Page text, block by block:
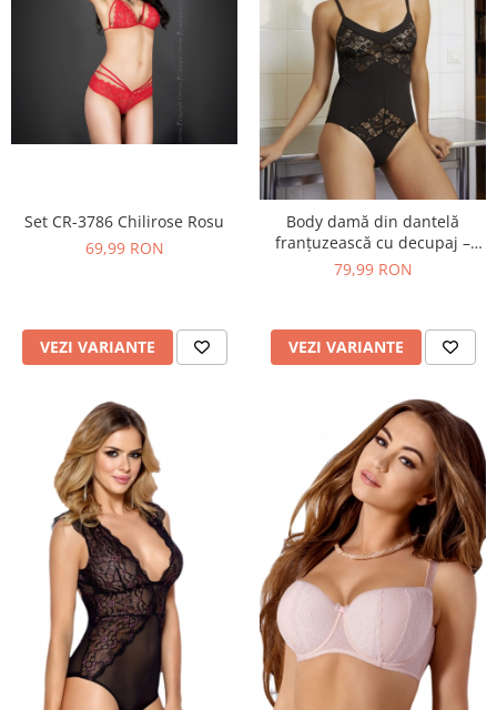
Set CR-3786 Chilirose Rosu
69,99 RON
VEZI VARIANTE
Body damă din dantelă
franțuzească cu decupaj –
Tessa icone lingerie
79,99 RON
VEZI VARIANTE